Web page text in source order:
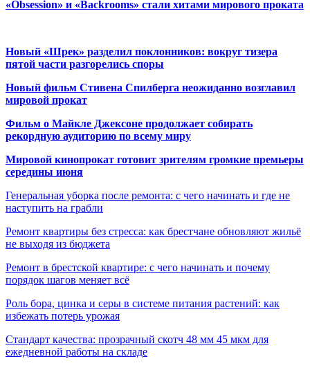
«Obsession» и «Backrooms» стали хитами мирового проката
Новый «Шрек» разделил поклонников: вокруг тизера
пятой части разгорелись споры
Новый фильм Стивена Спилберга неожиданно возглавил
мировой прокат
Фильм о Майкле Джексоне продолжает собирать
рекордную аудиторию по всему миру
Мировой кинопрокат готовит зрителям громкие премьеры
середины июня
Генеральная уборка после ремонта: с чего начинать и где не
наступить на грабли
Ремонт квартиры без стресса: как брестчане обновляют жильё
не выходя из бюджета
Ремонт в брестской квартире: с чего начинать и почему
порядок шагов меняет всё
Роль бора, цинка и серы в системе питания растений: как
избежать потерь урожая
Стандарт качества: прозрачный скотч 48 мм 45 мкм для
ежедневной работы на складе